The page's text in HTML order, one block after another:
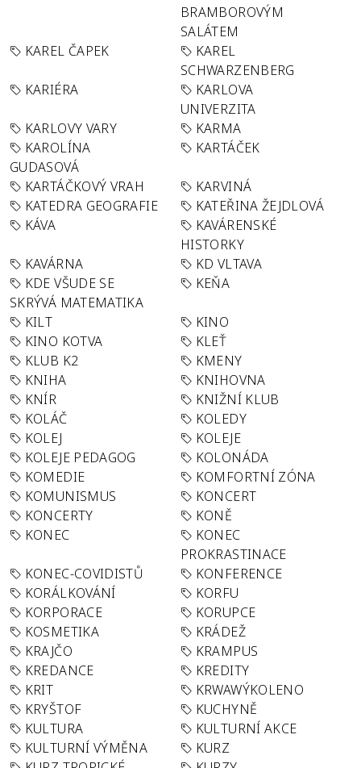
BRAMBOROVÝM
SALÁTEM
KAREL ČAPEK
KAREL
SCHWARZENBERG
KARIÉRA
KARLOVA
UNIVERZITA
KARLOVY VARY
KARMA
KAROLÍNA
GUDASOVÁ
KARTÁČEK
KARTÁČKOVÝ VRAH
KARVINÁ
KATEDRA GEOGRAFIE
KATEŘINA ŽEJDLOVÁ
KÁVA
KAVÁRENSKÉ
HISTORKY
KAVÁRNA
KD VLTAVA
KDE VŠUDE SE
SKRÝVÁ MATEMATIKA
KEŇA
KILT
KINO
KINO KOTVA
KLEŤ
KLUB K2
KMENY
KNIHA
KNIHOVNA
KNÍR
KNIŽNÍ KLUB
KOLÁČ
KOLEDY
KOLEJ
KOLEJE
KOLEJE PEDAGOG
KOLONÁDA
KOMEDIE
KOMFORTNÍ ZÓNA
KOMUNISMUS
KONCERT
KONCERTY
KONĚ
KONEC
KONEC
PROKRASTINACE
KONEC-COVIDISTŮ
KONFERENCE
KORÁLKOVÁNÍ
KORFU
KORPORACE
KORUPCE
KOSMETIKA
KRÁDEŽ
KRAJČO
KRAMPUS
KREDANCE
KREDITY
KRIT
KRWAWÝKOLENO
KRYŠTOF
KUCHYNĚ
KULTURA
KULTURNÍ AKCE
KULTURNÍ VÝMĚNA
KURZ